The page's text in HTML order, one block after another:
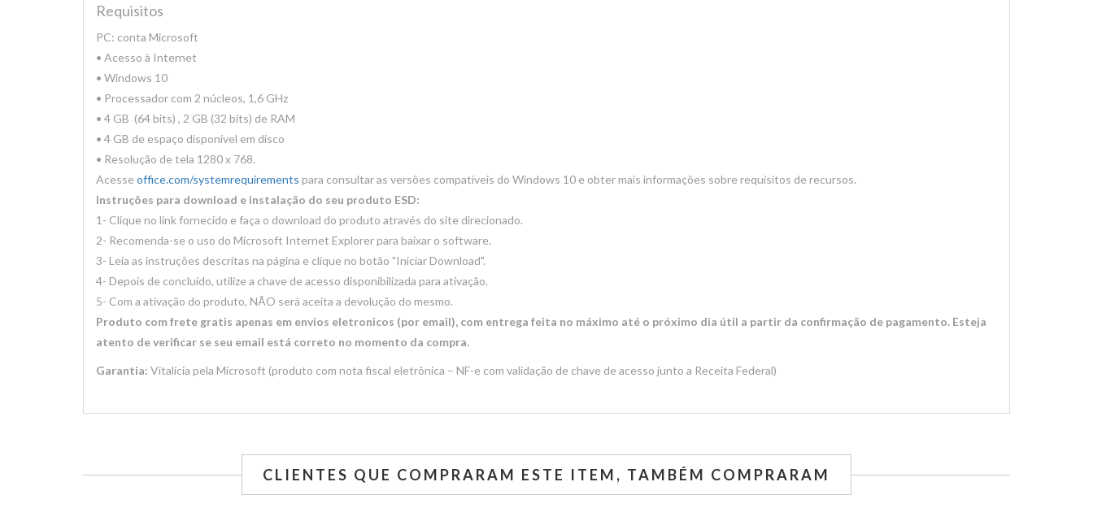
Requisitos
PC: conta Microsoft
• Acesso à Internet
• Windows 10
• Processador com 2 núcleos, 1,6 GHz
• 4 GB (64 bits) , 2 GB (32 bits) de RAM
• 4 GB de espaço disponível em disco
• Resolução de tela 1280 x 768.
Acesse office.com/systemrequirements para consultar as versões compatíveis do Windows 10 e obter mais informações sobre requisitos de recursos.
Instruções para download e instalação do seu produto ESD:
1- Clique no link fornecido e faça o download do produto através do site direcionado.
2- Recomenda-se o uso do Microsoft Internet Explorer para baixar o software.
3- Leia as instruções descritas na página e clique no botão "Iniciar Download".
4- Depois de concluído, utilize a chave de acesso disponibilizada para ativação.
5- Com a ativação do produto, NÃO será aceita a devolução do mesmo.
Produto com frete gratis apenas em envios eletronicos (por email), com entrega feita no máximo até o próximo dia útil a partir da confirmação de pagamento. Esteja
atento de verificar se seu email está correto no momento da compra.
Garantia: Vitalícia pela Microsoft (produto com nota fiscal eletrônica – NF-e com validação de chave de acesso junto a Receita Federal)
CLIENTES QUE COMPRARAM ESTE ITEM, TAMBÉM COMPRARAM